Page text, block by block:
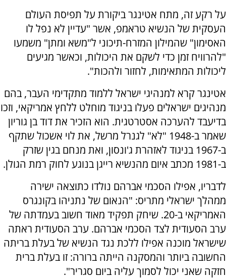
על רקע זה, מתח אטינגר ביקורת על תפיסת העולם
העסקית של הנשיא טראמפ, אשר "עדיין לא נפל לו
האסימון" שהמילון המזרח-תיכוני ל"משא ומתן" משמעו
"להרוויח זמן כדי לשקם את היכולות, וכאשר מגיעים
ליכולות המתאימות, לחזור ולהכות".
אטינגר קרא למנהיגי ישראל ללמוד מתקדימי העבר, בהם
מנהיגים ישראלים פעלו בניגוד מוחלט ללחץ אמריקאי, וזכו
בדיעבד להערכה אסטרטגית. הוא הזכיר את דוד בן גוריון
שאמר ב-1948 "לא" לגנרל מרשל, את לוי אשכול שתקף
ב-1967 בניגוד לאזהרת ג'ונסון, ואת מנחם בגין שזרק
ב-1981 מכתב איום מהנשיא רייגן בנוגע לחוק רמת הגולן.
לדבריו, אפילו הסכמי אברהם נולדו כתוצאה ישירה
ממהלך ישראלי מתריס: "הנאום של נתניהו בקונגרס
האמריקאי ב-20. שיחק תפקיד מאוד חשוב בעמדתה של
ערב הסעודית לצד הסכמי אברהם. ערב הסעודית ראתה
שישראל מוכנה אפילו ללכת נגד הנשיא של בעלת בריתה
החשובה ביותר והמסקנה הייתה ברורה: זו בעלת ברית
חזקה שאני יכול לסמוך עליה ביום סגריר".